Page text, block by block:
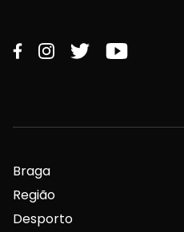
Braga
Região
Desporto